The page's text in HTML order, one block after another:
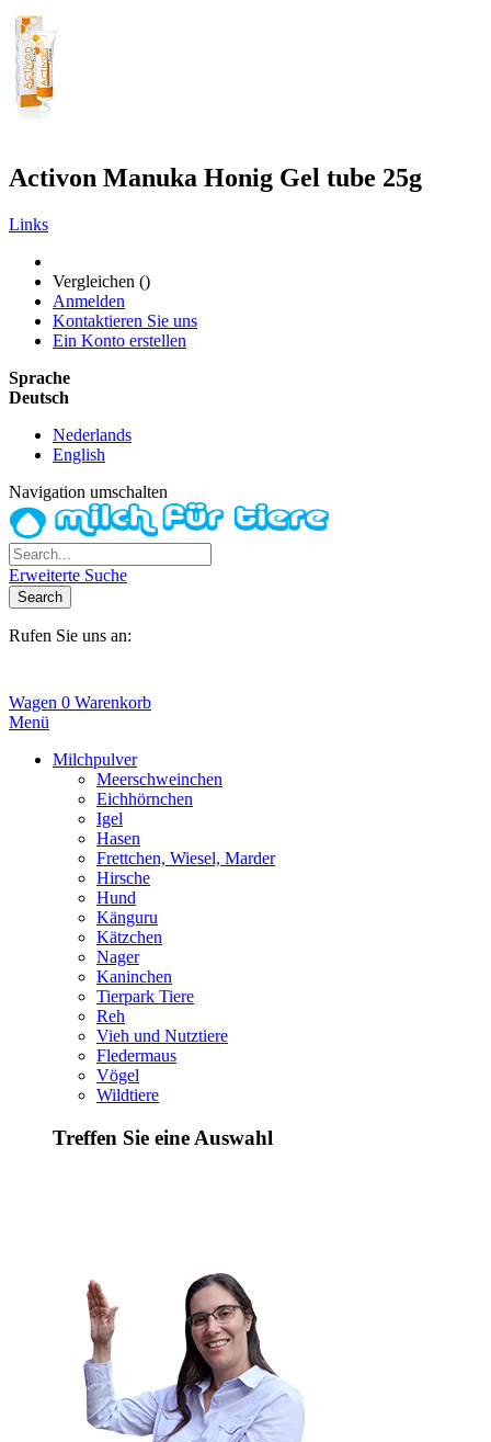
Activon Manuka Honig Gel tube 25g
Links
Vergleichen ()
Anmelden
Kontaktieren Sie uns
Ein Konto erstellen
Sprache
Deutsch
Nederlands
English
Navigation umschalten
Erweiterte Suche
Search
Rufen Sie uns an:
Wagen 0 Warenkorb
Menü
Milchpulver
Meerschweinchen
Eichhörnchen
Igel
Hasen
Frettchen, Wiesel, Marder
Hirsche
Hund
Känguru
Kätzchen
Nager
Kaninchen
Tierpark Tiere
Reh
Vieh und Nutztiere
Fledermaus
Vögel
Wildtiere
Treffen Sie eine Auswahl